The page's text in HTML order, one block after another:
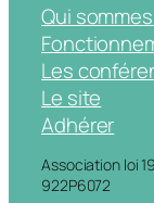
Qui
Les
Le site
Adhérer
Association loi
922P6072